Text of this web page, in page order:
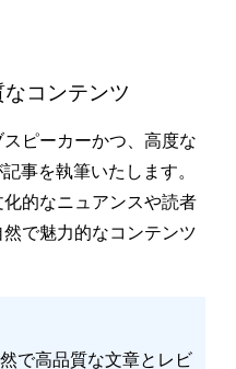
コンテンツ
ピーカーかつ、高度な
事を執筆いたします。
的なニュアンスや読者
で魅力的なコンテンツ
で高品質な文章とレビ